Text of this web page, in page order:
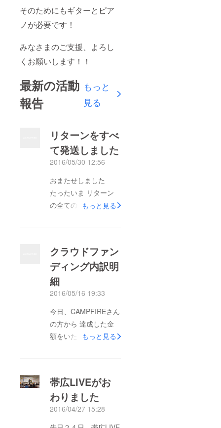
そのためにもギターとピア
ノが必要です！
みなさまのご支援、よろし
くお願いします！！
最新の活動
報告
もっと
見る
リターンをすべ
て発送しました
2016/05/30 12:56
おまたせしました
たったいま リターン
の全ての商品を発送さ
ターン 『なまえ絵
本』は 御住まいの地
域、交通状況にもより
ますが ２～3日後に
れます もう少しの
間、お待ちくださいま
せ SNSの投稿など自
らためまして 風見穏
香（しーちゃん）
https://www.facebook.
もっと見る
クラウドファン
ディング内訳明
細
2016/05/16 19:33
今日、CAMPFIREさん
の方から 達成した金
額をいただいたので
明細内訳となります
ギター運搬費１０００
０円 ピアノ運搬費１
５０００円 クラウド
もっと見る
帯広LIVEがお
わりました
2016/04/27 15:28